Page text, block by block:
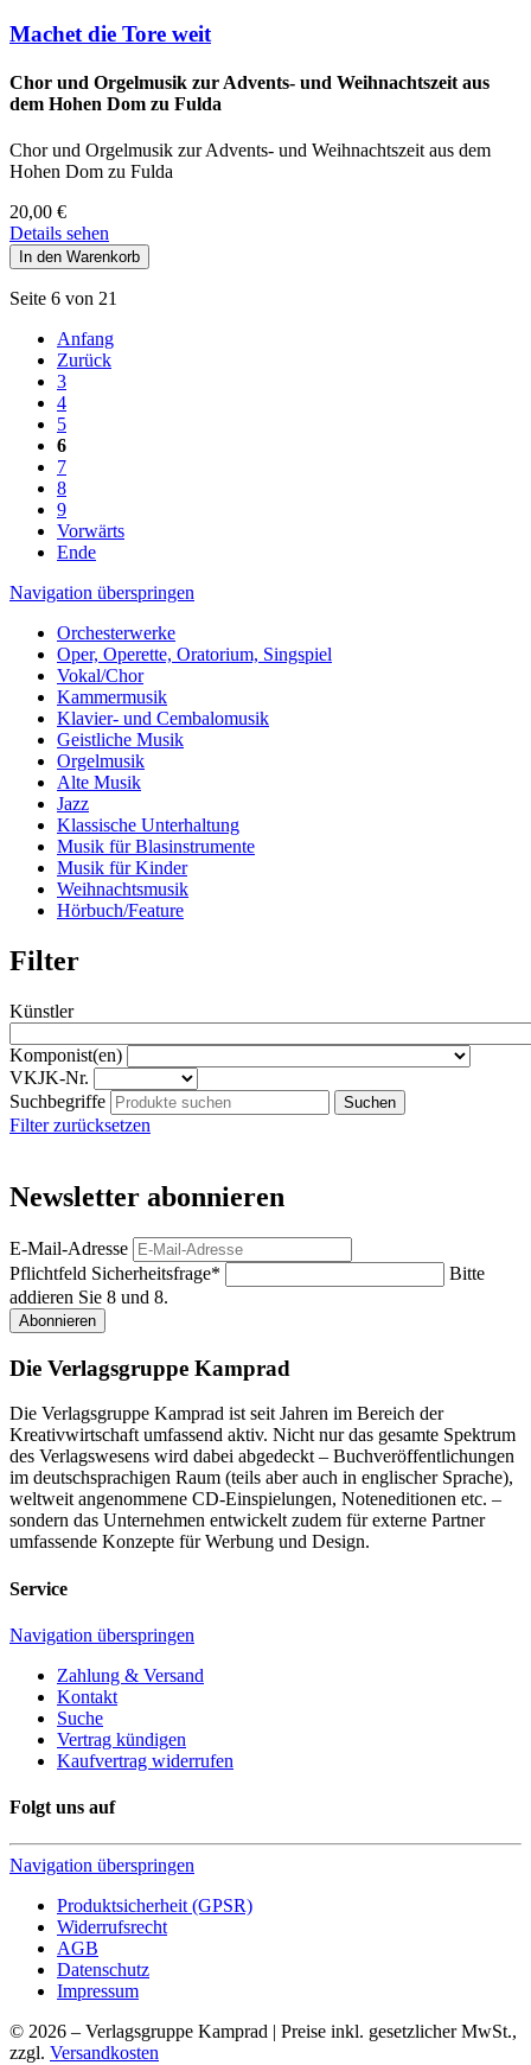
Machet die Tore weit
Chor und Orgelmusik zur Advents- und Weihnachtszeit aus
dem Hohen Dom zu Fulda
Chor und Orgelmusik zur Advents- und Weihnachtszeit aus dem
Hohen Dom zu Fulda
20,00 €
Details sehen
Seite 6 von 21
Anfang
Zurück
3
4
5
6
7
8
9
Vorwärts
Ende
Navigation überspringen
Orchesterwerke
Oper, Operette, Oratorium, Singspiel
Vokal/Chor
Kammermusik
Klavier- und Cembalomusik
Geistliche Musik
Orgelmusik
Alte Musik
Jazz
Klassische Unterhaltung
Musik für Blasinstrumente
Musik für Kinder
Weihnachtsmusik
Hörbuch/Feature
Filter
Künstler
Komponist(en)
VKJK-Nr.
Suchbegriffe
Filter zurücksetzen
Newsletter abonnieren
E-Mail-Adresse
Pflichtfeld Sicherheitsfrage*
Bitte
addieren Sie 8 und 8.
Abonnieren
Die Verlagsgruppe Kamprad
Die Verlagsgruppe Kamprad ist seit Jahren im Bereich der
Kreativwirtschaft umfassend aktiv. Nicht nur das gesamte Spektrum
des Verlagswesens wird dabei abgedeckt – Buchveröffentlichungen
im deutschsprachigen Raum (teils aber auch in englischer Sprache),
weltweit angenommene CD-Einspielungen, Noteneditionen etc. –
sondern das Unternehmen entwickelt zudem für externe Partner
umfassende Konzepte für Werbung und Design.
Service
Navigation überspringen
Zahlung & Versand
Kontakt
Suche
Vertrag kündigen
Kaufvertrag widerrufen
Folgt uns auf
Navigation überspringen
Produktsicherheit (GPSR)
Widerrufsrecht
AGB
Datenschutz
Impressum
© 2026 – Verlagsgruppe Kamprad | Preise inkl. gesetzlicher MwSt.,
zzgl. Versandkosten